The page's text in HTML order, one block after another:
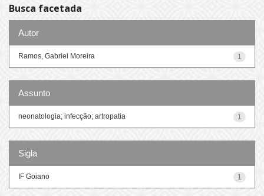
Busca facetada
Autor
1
Ramos, Gabriel Moreira
Assunto
1
neonatologia; infecção; artropatia
Sigla
1
IF Goiano